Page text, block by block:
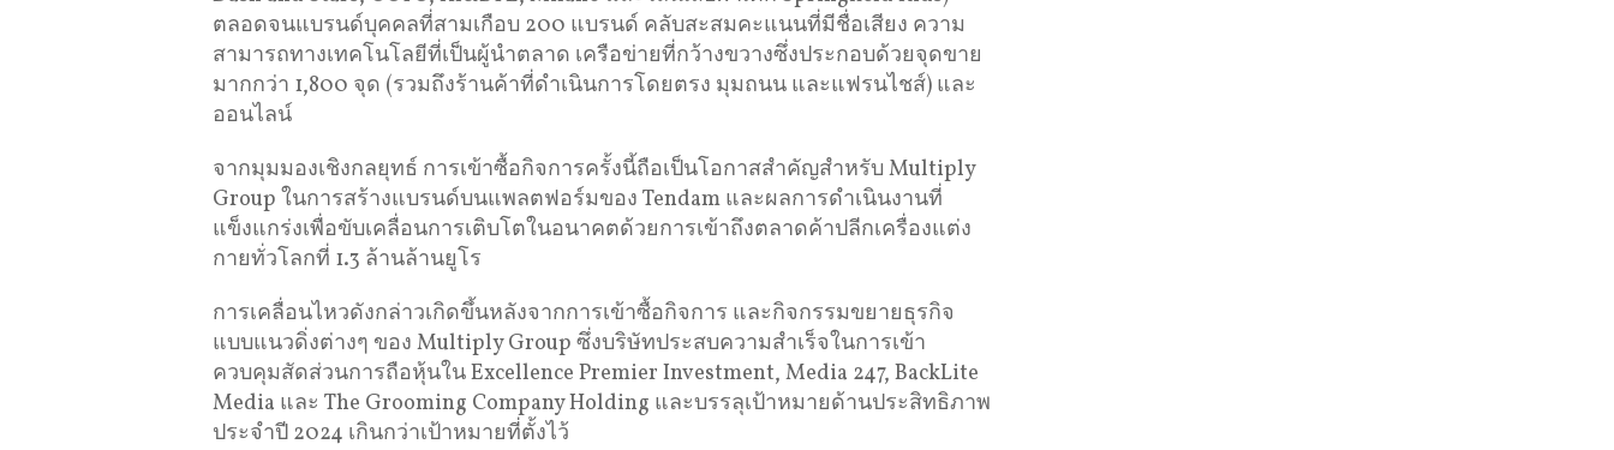
ตลอดจนแบรนด์บุคคลที่สามเกือบ 200 แบรนด์ คลับสะสมคะแนนที่มีชื่อเสียง ความ
สามารถทางเทคโนโลยีที่เป็นผู้นำตลาด เครือข่ายที่กว้างขวางซึ่งประกอบด้วยจุดขาย
มากกว่า 1,800 จุด (รวมถึงร้านค้าที่ดำเนินการโดยตรง มุมถนน และแฟรนไชส์) และ
ออนไลน์
จากมุมมองเชิงกลยุทธ์ การเข้าซื้อกิจการครั้งนี้ถือเป็นโอกาสสำคัญสำหรับ Multiply
Group ในการสร้างแบรนด์บนแพลตฟอร์มของ Tendam และผลการดำเนินงานที่
แข็งแกร่งเพื่อขับเคลื่อนการเติบโตในอนาคตด้วยการเข้าถึงตลาดค้าปลีกเครื่องแต่ง
กายทั่วโลกที่ 1.3 ล้านล้านยูโร
การเคลื่อนไหวดังกล่าวเกิดขึ้นหลังจากการเข้าซื้อกิจการ และกิจกรรมขยายธุรกิจ
แบบแนวดิ่งต่างๆ ของ Multiply Group ซึ่งบริษัทประสบความสำเร็จในการเข้า
ควบคุมสัดส่วนการถือหุ้นใน Excellence Premier Investment, Media 247, BackLite
Media และ The Grooming Company Holding และบรรลุเป้าหมายด้านประสิทธิภาพ
ประจำปี 2024 เกินกว่าเป้าหมายที่ตั้งไว้